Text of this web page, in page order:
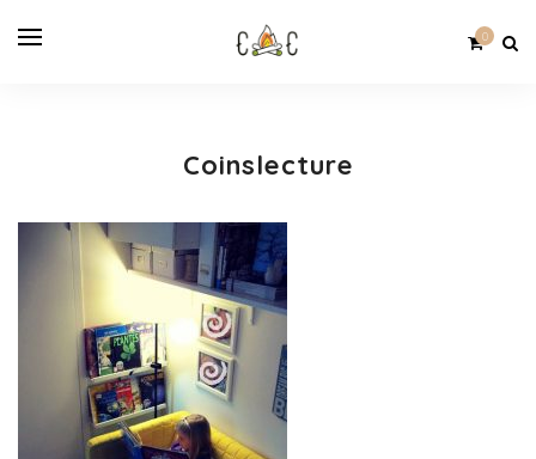
0
Coinslecture